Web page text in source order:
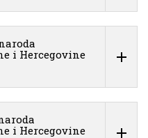
i Hercegovine
i Hercegovine